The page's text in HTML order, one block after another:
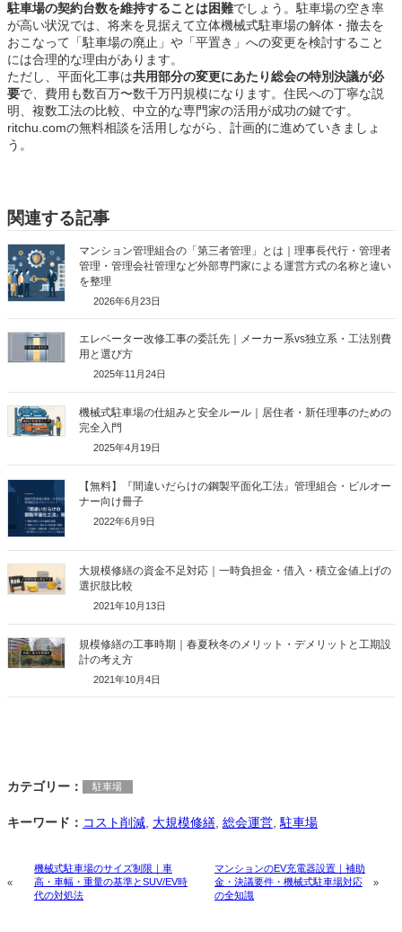
駐車場の契約台数を維持することは困難でしょう。駐車場の空き率
が高い状況では、将来を見据えて立体機械式駐車場の解体・撤去を
おこなって「駐車場の廃止」や「平置き」への変更を検討すること
には合理的な理由があります。
ただし、平面化工事は共用部分の変更にあたり総会の特別決議が必
要で、費用も数百万〜数千万円規模になります。住民への丁寧な説
明、複数工法の比較、中立的な専門家の活用が成功の鍵です。
ritchu.comの無料相談を活用しながら、計画的に進めていきましょ
う。
関連する記事
マンション管理組合の「第三者管理」とは｜理事長代行・管理者
管理・管理会社管理など外部専門家による運営方式の名称と違い
を整理
2026年6月23日
エレベーター改修工事の委託先｜メーカー系vs独立系・工法別費
用と選び方
2025年11月24日
機械式駐車場の仕組みと安全ルール｜居住者・新任理事のための
完全入門
2025年4月19日
【無料】『間違いだらけの鋼製平面化工法』管理組合・ビルオー
ナー向け冊子
2022年6月9日
大規模修繕の資金不足対応｜一時負担金・借入・積立金値上げの
選択肢比較
2021年10月13日
規模修繕の工事時期｜春夏秋冬のメリット・デメリットと工期設
計の考え方
2021年10月4日
カテゴリー： 駐車場
キーワード： コスト削減, 大規模修繕, 総会運営, 駐車場
«
機械式駐車場のサイズ制限｜車
高・車幅・重量の基準とSUV/EV時
代の対処法
マンションのEV充電器設置｜補助
金・決議要件・機械式駐車場対応
の全知識
»